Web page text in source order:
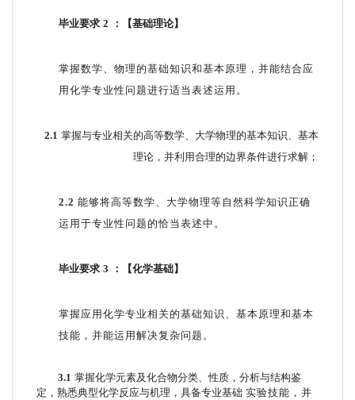
毕业要求 2 ：【基础理论】
掌握数学、物理的基础知识和基本原理，并能结合应
用化学专业性问题进行适当表述运用。
2.1 掌握与专业相关的高等数学、大学物理的基本知识、基本
理论，并利用合理的边界条件进行求解；
2.2 能够将高等数学、大学物理等自然科学知识正确
运用于专业性问题的恰当表述中。
毕业要求 3 ：【化学基础】
掌握应用化学专业相关的基础知识、基本原理和基本
技能，并能运用解决复杂问题。
3.1 掌握化学元素及化合物分类、性质，分析与结构鉴
定，熟悉典型化学反应与机理，具备专业基础 实验技能，并